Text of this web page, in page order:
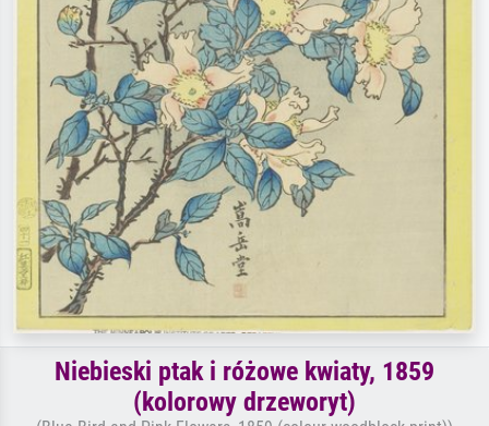
Niebieski ptak i różowe kwiaty, 1859
(kolorowy drzeworyt)